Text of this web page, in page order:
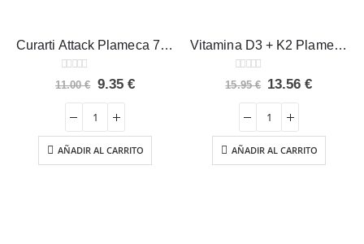
Curarti Attack Plameca 7 comprimidos
0 out of 5
11.00€ El
era:
11.00 €.
9.35 €El
9.35 €.
AÑADIR AL CARRITO
Vitamina D3 + K2 Plameca 60 cápsulas
0 out of 5
15.95€ El
era:
15.95 €.
13.56€El
13.56 €.
AÑADIR AL CARRITO